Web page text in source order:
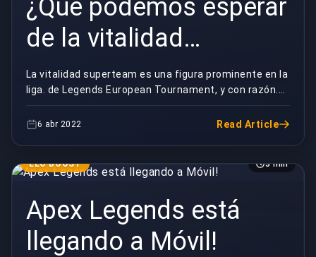
¿Qué podemos esperar
de la vitalidad
superteam en LEC?
La vitalidad superteam es una figura prominente en la
liga. de Legends European Tournament, y con razón.
Si desea saber más sobre lo que podemos...
6 abr 2022 Read Article
ELO BOOST 3 min
Apex Legends está
llegando a Móvil!